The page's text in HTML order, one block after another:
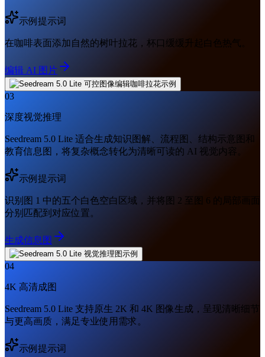
示例提示词
在咖啡表面添加自然的树叶拉花，杯口缓缓升起白色热气。
编辑 AI 图片
03
深度视觉推理
Seedream 5.0 Lite 适合生成知识图解、流程图、结构示意图和
教育信息图，将复杂概念转化为清晰可读的 AI 视觉内容。
示例提示词
识别图 1 中的五个白色空白区域，并将图 2 至图 6 的局部画面
分别匹配到对应位置。
生成信息图
04
4K 高清成图
Seedream 5.0 Lite 支持原生 2K 和 4K 图像生成，呈现清晰细节
与更高画质，满足专业使用需求。
示例提示词